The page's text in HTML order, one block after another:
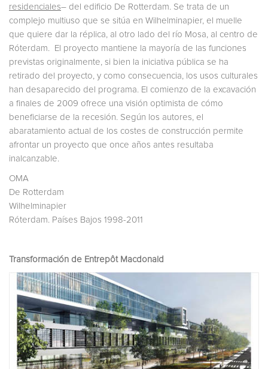
residenciales– del edificio De Rotterdam. Se trata de un
complejo multiuso que se sitúa en Wilhelminapier, el muelle
que quiere dar la réplica, al otro lado del río Mosa, al centro de
Róterdam. El proyecto mantiene la mayoría de las funciones
previstas originalmente, si bien la iniciativa pública se ha
retirado del proyecto, y como consecuencia, los usos culturales
han desaparecido del programa. El comienzo de la excavación
a finales de 2009 ofrece una visión optimista de cómo
beneficiarse de la recesión. Según los autores, el
abaratamiento actual de los costes de construcción permite
afrontar un proyecto que once años antes resultaba
inalcanzable.
OMA
De Rotterdam
Wilhelminapier
Róterdam. Países Bajos 1998-2011
Transformación de Entrepôt Macdonald